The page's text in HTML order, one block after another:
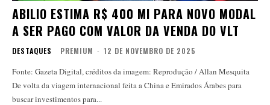
ABILIO ESTIMA R$ 400 MI PARA NOVO MODAL
A SER PAGO COM VALOR DA VENDA DO VLT
DESTAQUES PREMIUM - 12 DE NOVEMBRO DE 2025
Fonte: Gazeta Digital, créditos da imagem: Reprodução / Allan Mesquita
De volta da viagem internacional feita a China e Emirados Árabes para
buscar investimentos para...